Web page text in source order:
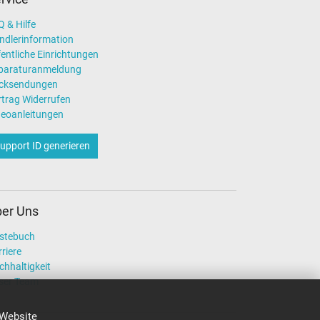
& Hilfe
Einrichtungen
Widerrufen
ID generieren
Uns
Team